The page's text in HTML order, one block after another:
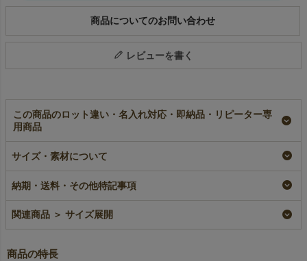
商品についてのお問い合わせ
レビューを書く
この商品のロット違い・名入れ対応・即納品・リピーター専
用商品
ク マチ付きFP（S）｜
不織布製あずま袋｜
100枚入
¥2,970 税込
袋｜50枚入～
加工品
薄手｜不織布製あずま
袋｜50枚入～
サイズ・素材について
納期・送料・その他特記事項
関連商品 ＞ サイズ展開
商品の特長